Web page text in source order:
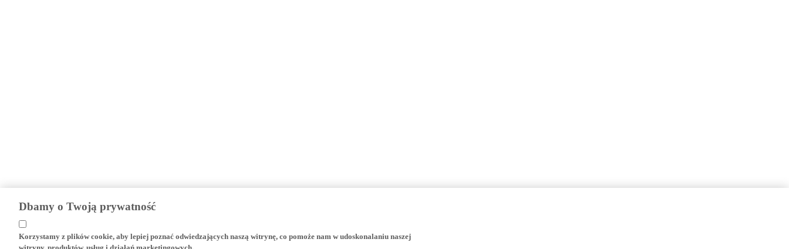
Korzystamy z plików cookie, aby lepiej poznać odwiedzających naszą witrynę, co pomoże nam w udoskonalaniu naszej
witryny, produktów, usług i działań marketingowych.